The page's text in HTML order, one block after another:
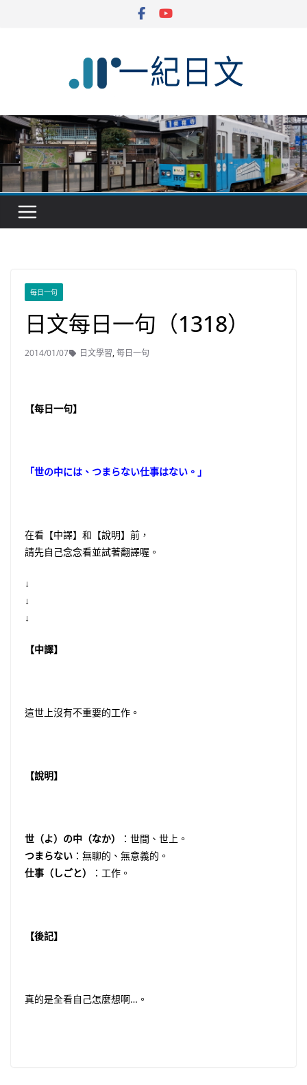
每日一句
日文每日一句（1318）
2014/01/07 日文學習,每日一句
【每日一句】
「世の中には、つまらない仕事はない。」
在看【中譯】和【說明】前，
請先自己念念看並試著翻譯喔。
↓
↓
↓
【中譯】
這世上沒有不重要的工作。
【說明】
世（よ）の中（なか）
：世間、世上。
つまらない ：無聊的、無意義的。
仕事（しごと）
：工作。
【後記】
真的是全看自己怎麼想啊…。